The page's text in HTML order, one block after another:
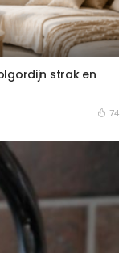
strak en
74